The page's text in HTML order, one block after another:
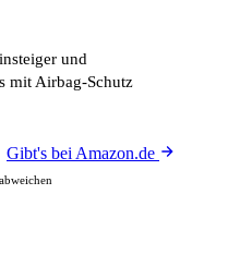
und
mit Airbag-Schutz
Gibt's bei Amazon.de